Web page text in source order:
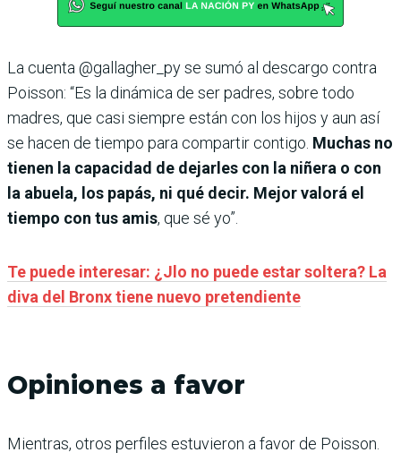
La cuenta @gallagher_py se sumó al descargo contra
Poisson: “Es la dinámica de ser padres, sobre todo
madres, que casi siempre están con los hijos y aun así
se hacen de tiempo para compartir contigo. Muchas no
tienen la capacidad de dejarles con la niñera o con
la abuela, los papás, ni qué decir. Mejor valorá el
tiempo con tus amis, que sé yo”.
Te puede interesar: ¿Jlo no puede estar soltera? La
diva del Bronx tiene nuevo pretendiente
Opiniones a favor
Mientras, otros perfiles estuvieron a favor de Poisson.